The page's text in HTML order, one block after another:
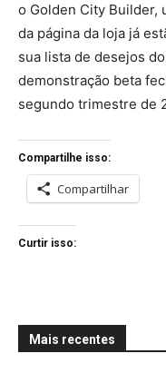
o Golden City Builder,
da página da loja já
sua lista de desejos
demonstração beta
segundo trimestre de
Compartilhe isso:
Compartilhar
Curtir isso:
Mais recentes